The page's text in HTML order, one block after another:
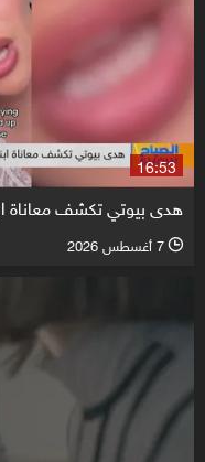
16:53
هدى بيوتي تكشف معاناة
l 7 أغسطس 2026